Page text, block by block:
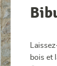
bois et